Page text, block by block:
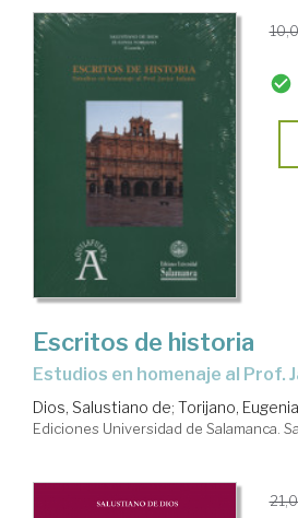
Escritos de historia
estudios en homenaje al Prof.
Dios, Salustiano de; Torijano, Eugenia
Ediciones Universidad de Salamanca.